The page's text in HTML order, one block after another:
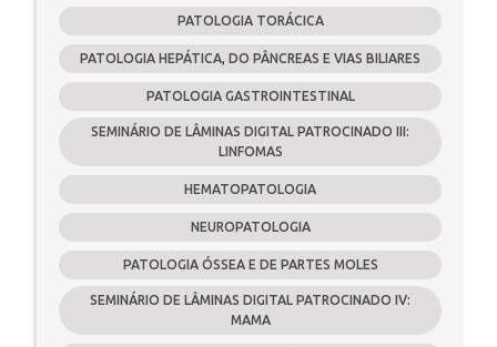
PATOLOGIA TORÁCICA
PATOLOGIA HEPÁTICA, DO PÂNCREAS E VIAS BILIARES
PATOLOGIA GASTROINTESTINAL
SEMINÁRIO DE LÂMINAS DIGITAL PATROCINADO III:
LINFOMAS
HEMATOPATOLOGIA
NEUROPATOLOGIA
PATOLOGIA ÓSSEA E DE PARTES MOLES
SEMINÁRIO DE LÂMINAS DIGITAL PATROCINADO IV:
MAMA